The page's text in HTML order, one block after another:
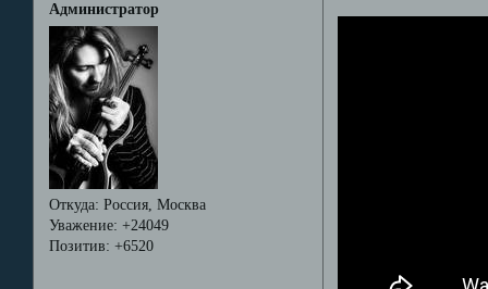
Администратор
Откуда: Россия, Москва
Уважение: +24049
Позитив: +6520